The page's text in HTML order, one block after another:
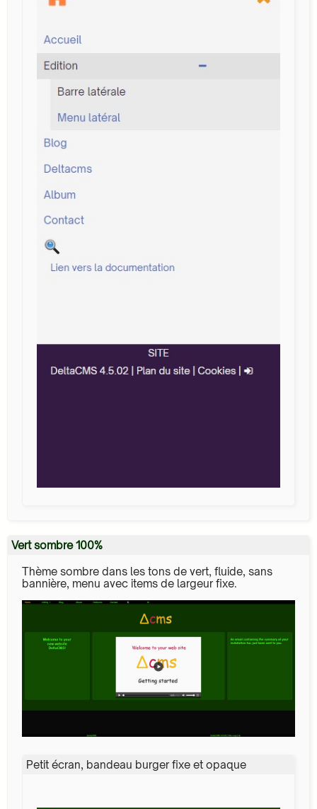
Vert sombre 100%
Thème sombre dans les tons de vert, fluide, sans
bannière, menu avec items de largeur fixe.
Petit écran, bandeau burger fixe et opaque